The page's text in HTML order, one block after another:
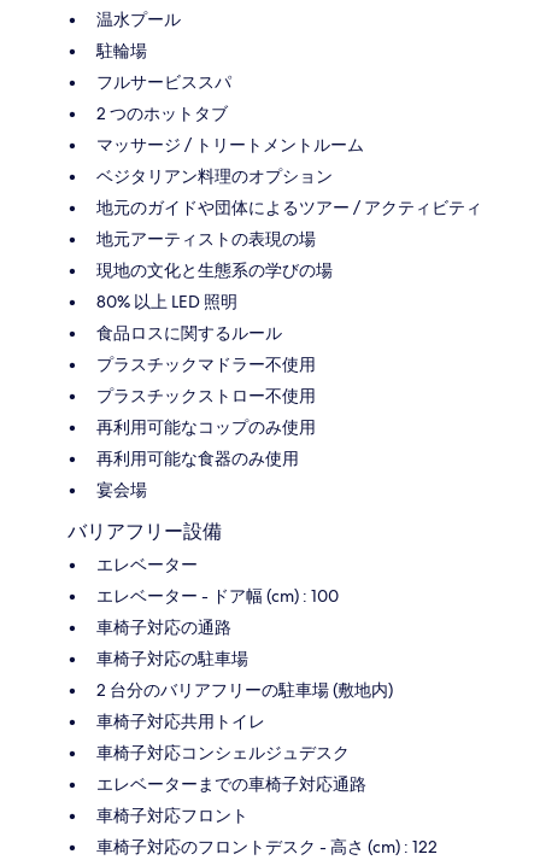
温水プール
駐輪場
フルサービススパ
2 つのホットタブ
マッサージ / トリートメントルーム
ベジタリアン料理のオプション
地元のガイドや団体によるツアー / アクティビティ
地元アーティストの表現の場
現地の文化と生態系の学びの場
80% 以上 LED 照明
食品ロスに関するルール
プラスチックマドラー不使用
プラスチックストロー不使用
再利用可能なコップのみ使用
再利用可能な食器のみ使用
宴会場
バリアフリー設備
エレベーター
エレベーター - ドア幅 (cm) : 100
車椅子対応の通路
車椅子対応の駐車場
2 台分のバリアフリーの駐車場 (敷地内)
車椅子対応共用トイレ
車椅子対応コンシェルジュデスク
エレベーターまでの車椅子対応通路
車椅子対応フロント
車椅子対応のフロントデスク - 高さ (cm) : 122